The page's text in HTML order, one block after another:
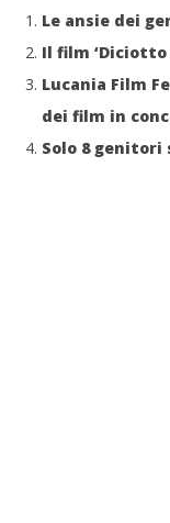
Le ansie dei
Il film ‘Diciotto
Lucania Film
dei film in
Solo 8 genitori